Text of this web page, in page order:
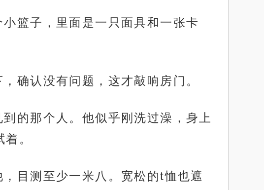
篮子，里面是一只面具和一张卡
确认没有问题，这才敲响房门。
的那个人。他似乎刚洗过澡，身上
。
目测至少一米八。宽松的t恤也遮